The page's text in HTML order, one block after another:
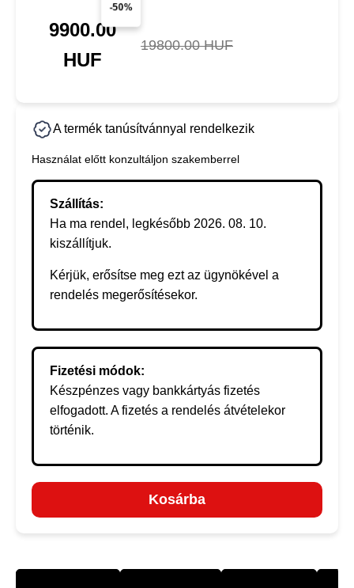
-50%
9900.00
HUF
19800.00 HUF
A termék tanúsítvánnyal rendelkezik
Használat előtt konzultáljon szakemberrel
Szállítás:
Ha ma rendel, legkésőbb 2026. 08. 10.
kiszállítjuk.
Kérjük, erősítse meg ezt az ügynökével a
rendelés megerősítésekor.
Fizetési módok:
Készpénzes vagy bankkártyás fizetés
elfogadott. A fizetés a rendelés átvételekor
történik.
Kosárba